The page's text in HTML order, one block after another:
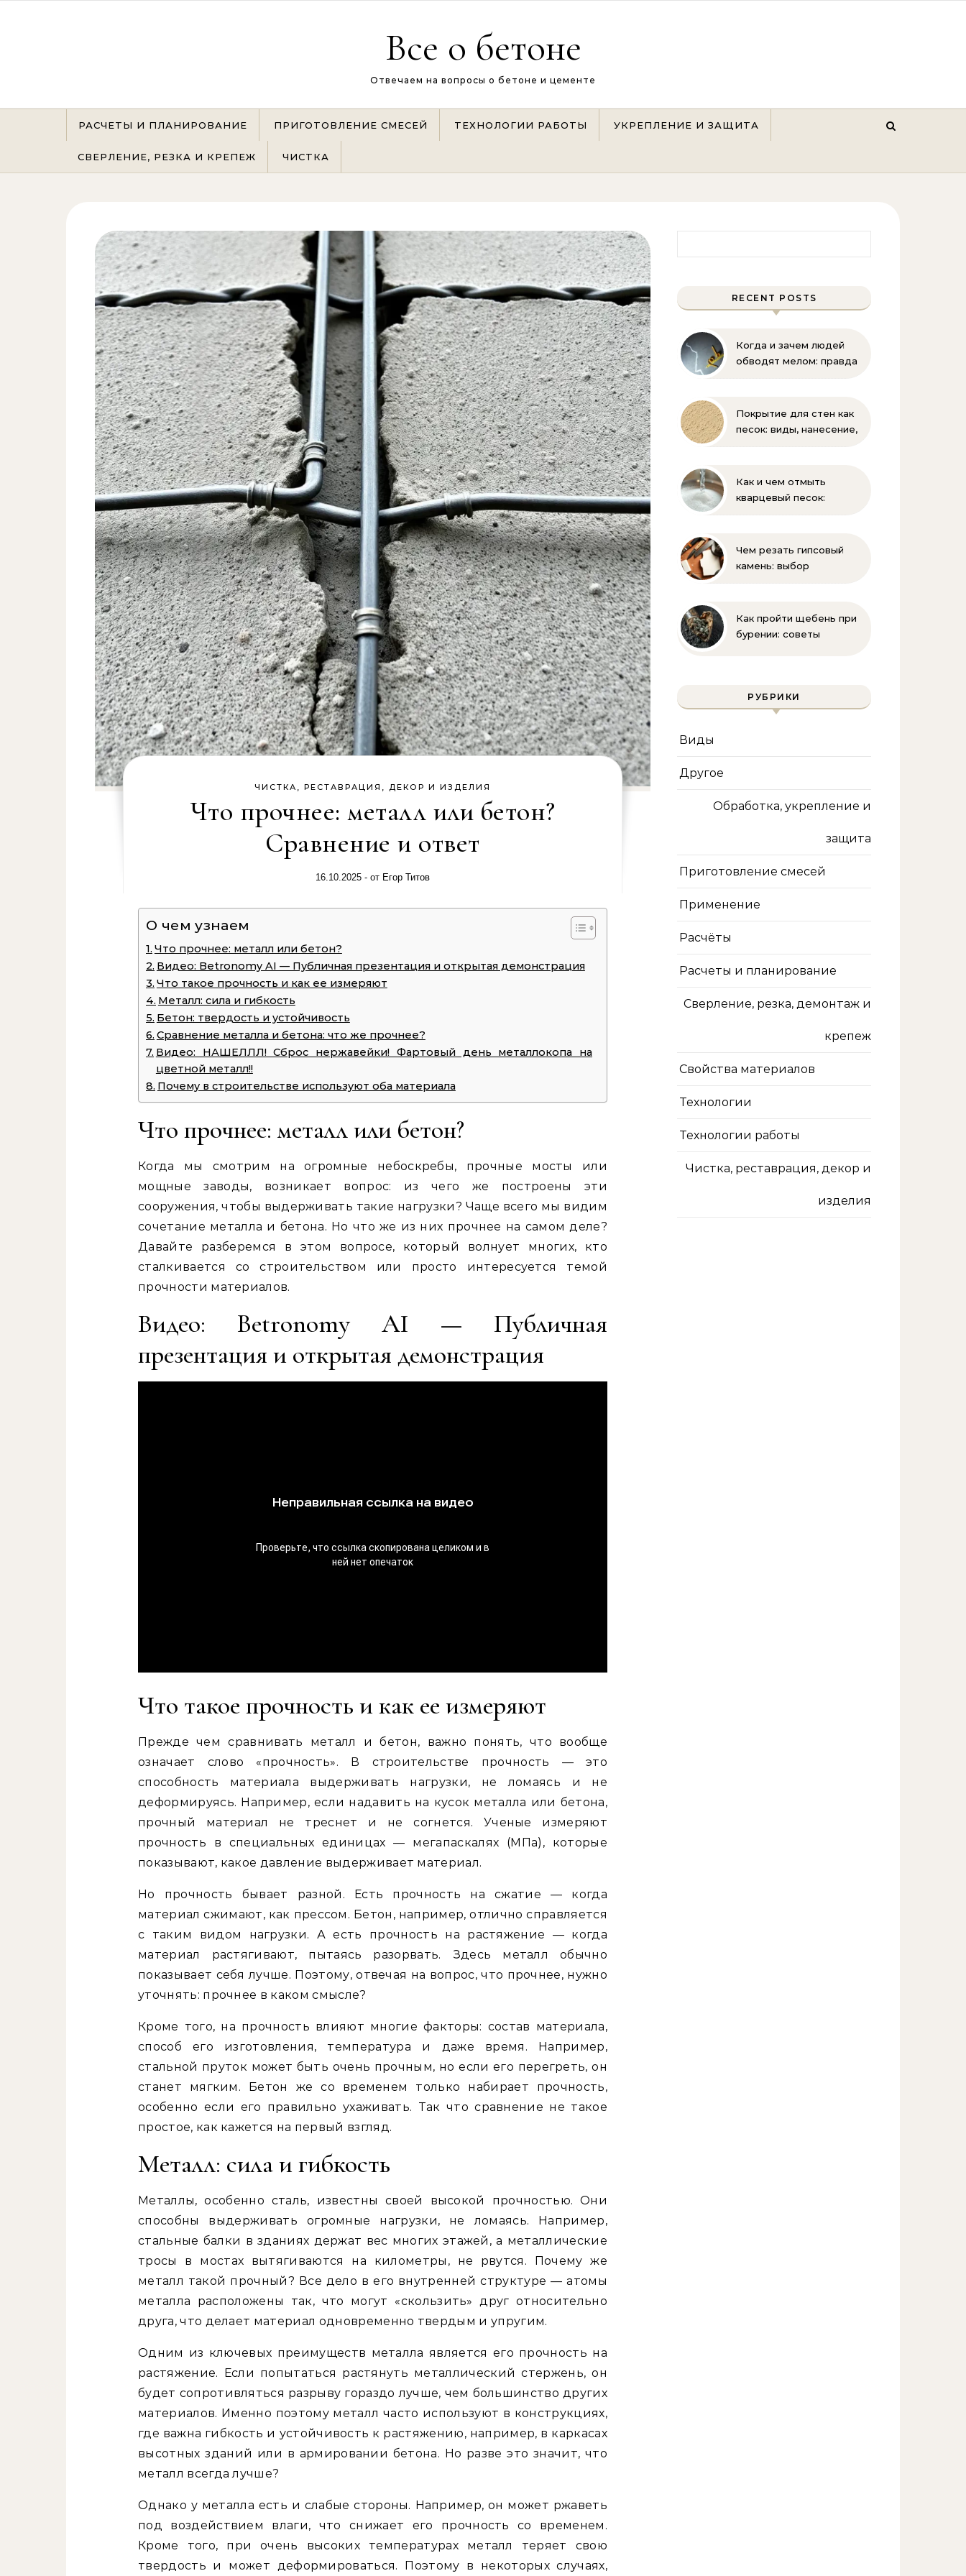
Все о бетоне
Отвечаем на вопросы о бетоне и цементе
РАСЧЕТЫ И ПЛАНИРОВАНИЕ ПРИГОТОВЛЕНИЕ СМЕСЕЙ ТЕХНОЛОГИИ РАБОТЫ УКРЕПЛЕНИЕ И ЗАЩИТА
СВЕРЛЕНИЕ, РЕЗКА И КРЕПЕЖ ЧИСТКА
ЧИСТКА, РЕСТАВРАЦИЯ, ДЕКОР И ИЗДЕЛИЯ
Что прочнее: металл или бетон?
Сравнение и ответ
16.10.2025 - от Егор Титов
О чем узнаем
Что прочнее: металл или бетон?
Видео: Betronomy AI — Публичная презентация и открытая демонстрация
Что такое прочность и как ее измеряют
Металл: сила и гибкость
Бетон: твердость и устойчивость
Сравнение металла и бетона: что же прочнее?
Видео: НАШЕЛЛЛ! Сброс нержавейки! Фартовый день металлокопа на
цветной металл!!
Почему в строительстве используют оба материала
Что прочнее: металл или бетон?
Когда мы смотрим на огромные небоскребы, прочные мосты или
мощные заводы, возникает вопрос: из чего же построены эти
сооружения, чтобы выдерживать такие нагрузки? Чаще всего мы видим
сочетание металла и бетона. Но что же из них прочнее на самом деле?
Давайте разберемся в этом вопросе, который волнует многих, кто
сталкивается со строительством или просто интересуется темой
прочности материалов.
Видео: Betronomy AI — Публичная
презентация и открытая демонстрация
Что такое прочность и как ее измеряют
Прежде чем сравнивать металл и бетон, важно понять, что вообще
означает слово «прочность». В строительстве прочность — это
способность материала выдерживать нагрузки, не ломаясь и не
деформируясь. Например, если надавить на кусок металла или бетона,
прочный материал не треснет и не согнется. Ученые измеряют
прочность в специальных единицах — мегапаскалях (МПа), которые
показывают, какое давление выдерживает материал.
Но прочность бывает разной. Есть прочность на сжатие — когда
материал сжимают, как прессом. Бетон, например, отлично справляется
с таким видом нагрузки. А есть прочность на растяжение — когда
материал растягивают, пытаясь разорвать. Здесь металл обычно
показывает себя лучше. Поэтому, отвечая на вопрос, что прочнее, нужно
уточнять: прочнее в каком смысле?
Кроме того, на прочность влияют многие факторы: состав материала,
способ его изготовления, температура и даже время. Например,
стальной пруток может быть очень прочным, но если его перегреть, он
станет мягким. Бетон же со временем только набирает прочность,
особенно если его правильно ухаживать. Так что сравнение не такое
простое, как кажется на первый взгляд.
Металл: сила и гибкость
Металлы, особенно сталь, известны своей высокой прочностью. Они
способны выдерживать огромные нагрузки, не ломаясь. Например,
стальные балки в зданиях держат вес многих этажей, а металлические
тросы в мостах вытягиваются на километры, не рвутся. Почему же
металл такой прочный? Все дело в его внутренней структуре — атомы
металла расположены так, что могут «скользить» друг относительно
друга, что делает материал одновременно твердым и упругим.
Одним из ключевых преимуществ металла является его прочность на
растяжение. Если попытаться растянуть металлический стержень, он
будет сопротивляться разрыву гораздо лучше, чем большинство других
материалов. Именно поэтому металл часто используют в конструкциях,
где важна гибкость и устойчивость к растяжению, например, в каркасах
высотных зданий или в армировании бетона. Но разве это значит, что
металл всегда лучше?
Однако у металла есть и слабые стороны. Например, он может ржаветь
под воздействием влаги, что снижает его прочность со временем.
Кроме того, при очень высоких температурах металл теряет свою
твердость и может деформироваться. Поэтому в некоторых случаях,
RECENT POSTS
Когда и зачем людей
обводят мелом: правда
Покрытие для стен как
песок: виды, нанесение,
Как и чем отмыть
кварцевый песок:
Чем резать гипсовый
камень: выбор
Как пройти щебень при
бурении: советы
РУБРИКИ
Виды
Другое
Обработка, укрепление и
защита
Приготовление смесей
Применение
Расчёты
Расчеты и планирование
Сверление, резка, демонтаж и
крепеж
Свойства материалов
Технологии
Технологии работы
Чистка, реставрация, декор и
изделия